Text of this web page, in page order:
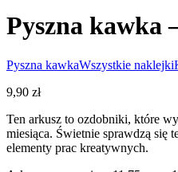
Pyszna kawka
Pyszna kawkaWszystkie naklejki
9,90 zł
Ten arkusz to ozdobniki, które
miesiąca. Świetnie sprawdzą się
elementy prac kreatywnych.